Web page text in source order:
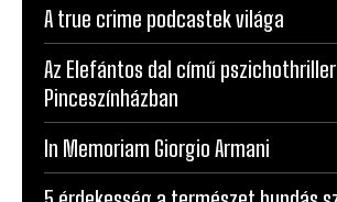
A true crime podcastek világa
Az Elefántos dal című
Pinceszínházban
In Memoriam Giorgio Armani